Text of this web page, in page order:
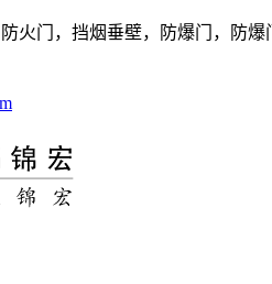
火门，挡烟垂壁，防爆门，防